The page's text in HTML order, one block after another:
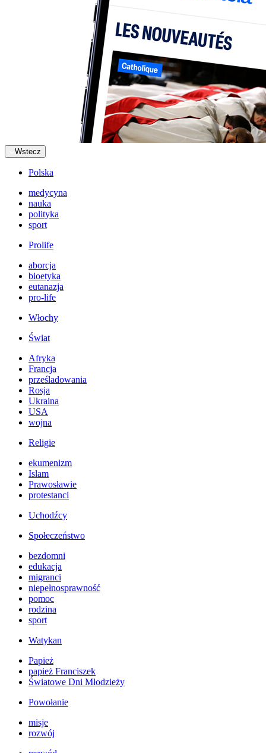
Wstecz
Polska
medycyna
nauka
polityka
sport
Prolife
aborcja
bioetyka
eutanazja
pro-life
Włochy
Świat
Afryka
Francja
prześladowania
Rosja
Ukraina
USA
wojna
Religie
ekumenizm
Islam
Prawosławie
protestanci
Uchodźcy
Społeczeństwo
bezdomni
edukacja
migranci
niepełnosprawność
pomoc
rodzina
sport
Watykan
Papież
papież Franciszek
Światowe Dni Młodzieży
Powołanie
misje
rozwój